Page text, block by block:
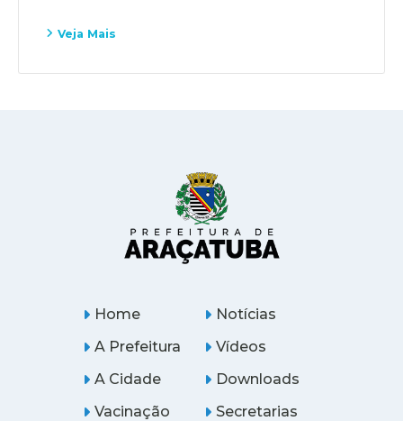
Veja Mais
Home
A Prefeitura
A Cidade
Notícias
Vídeos
Downloads
Vacinação
Secretarias